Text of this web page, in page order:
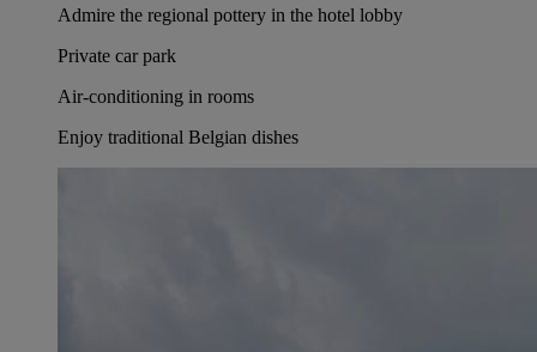
Admire the regional pottery in the hotel lobby
Private car park
Air-conditioning in rooms
Enjoy traditional Belgian dishes